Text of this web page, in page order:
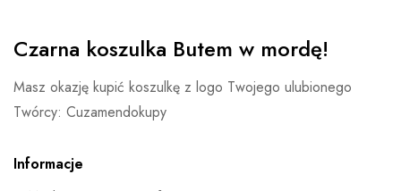
Czarna koszulka Butem w mordę!
Masz okazję kupić koszulkę z logo Twojego ulubionego
Twórcy: Cuzamendokupy
Informacje